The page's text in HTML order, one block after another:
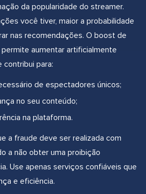
da popularidade do streamer.
você tiver, maior a probabilidade
nas recomendações. O boost de
aumentar artificialmente
contribui para:
de espectadores únicos;
no seu conteúdo;
na plataforma.
a fraude deve ser realizada com
a não obter uma proibição
Use apenas serviços confiáveis que
e eficiência.